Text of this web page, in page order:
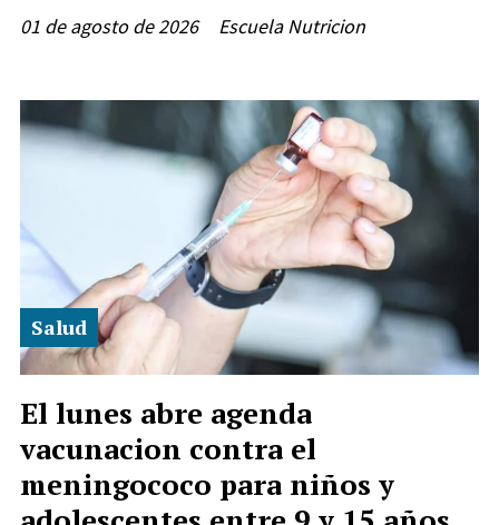
Escuela Nutricion
01 de agosto de 2026
El lunes abre agenda
vacunacion contra el
meningococo para niños y
Salud